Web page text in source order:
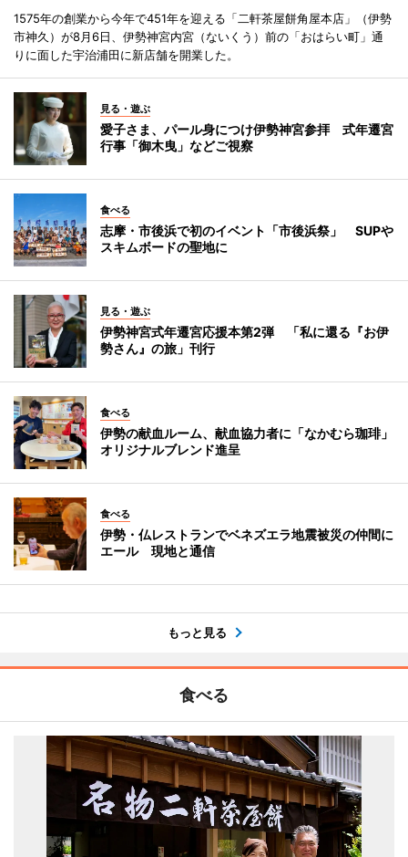
1575年の創業から今年で451年を迎える「二軒茶屋餅角屋本店」（伊勢
市神久）が8月6日、伊勢神宮内宮（ないくう）前の「おはらい町」通
りに面した宇治浦田に新店舗を開業した。
見る・遊ぶ
愛子さま、パール身につけ伊勢神宮参拝 式年遷宮
行事「御木曳」などご視察
食べる
志摩・市後浜で初のイベント「市後浜祭」 SUPや
スキムボードの聖地に
見る・遊ぶ
伊勢神宮式年遷宮応援本第2弾 「私に還る『お伊
勢さん』の旅」刊行
食べる
伊勢の献血ルーム、献血協力者に「なかむら珈琲」
オリジナルブレンド進呈
食べる
伊勢・仏レストランでベネズエラ地震被災の仲間に
エール 現地と通信
もっと見る
食べる